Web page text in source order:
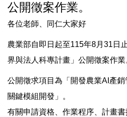
業務職掌
法令規章
表單下載
公開徵案作業。
各位老師、同仁大家好
農業部自即日起至115年8月31日
界與法人科專計畫」公開徵案作業
公開徵求項目為「開發農業AI產
關鍵模組開發」。
有關申請資格、作業程序、計畫